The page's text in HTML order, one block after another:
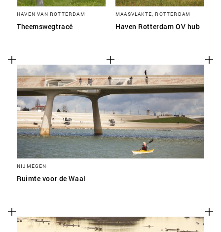
HAVEN VAN ROTTERDAM
Theemswegtracé
MAASVLAKTE, ROTTERDAM
Haven Rotterdam OV hub
NIJMEGEN
Ruimte voor de Waal